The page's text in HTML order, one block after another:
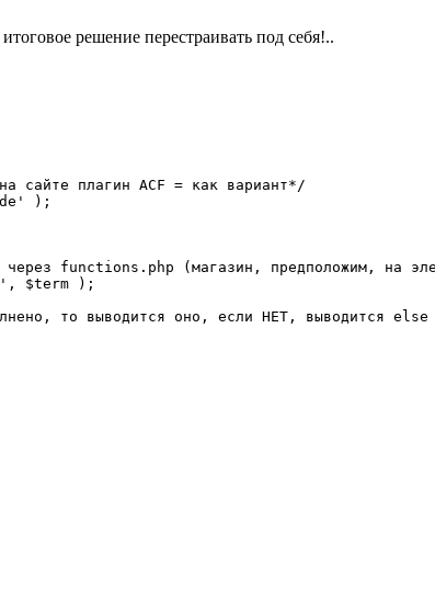
решение перестраивать под себя!..
сайте плагин ACF = как вариант*/
);
functions.php (магазин, предположим, на
$term );
то выводится оно, если НЕТ, выводится else